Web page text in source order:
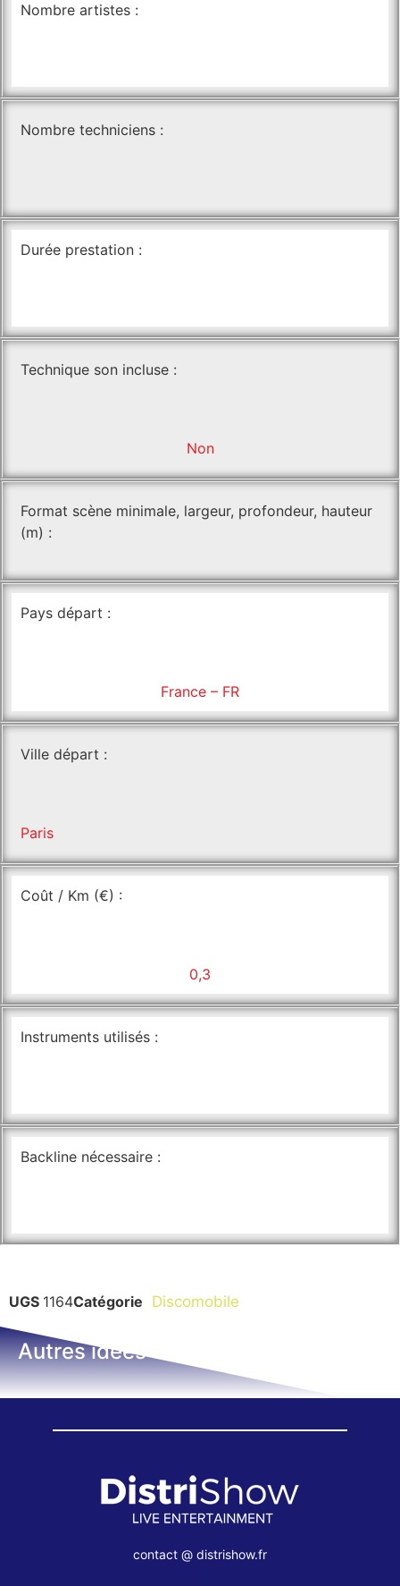
Nombre artistes :
Nombre techniciens :
Durée prestation :
Technique son incluse :
Non
Format scène minimale, largeur, profondeur, hauteur
(m) :
Pays départ :
France – FR
Ville départ :
Paris
Coût / Km (€) :
0,3
Instruments utilisés :
Backline nécessaire :
UGS 1164Catégorie Discomobile
Autres idées
contact @ distrishow.fr